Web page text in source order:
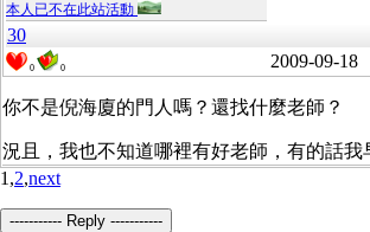
本人已不在此站活動
30
0 0 2009-09-18
你不是倪海廈的門人嗎？還找什麼老師？
況且，我也不知道哪裡有好老師，有的話我
1,2,next
----------- Reply -----------